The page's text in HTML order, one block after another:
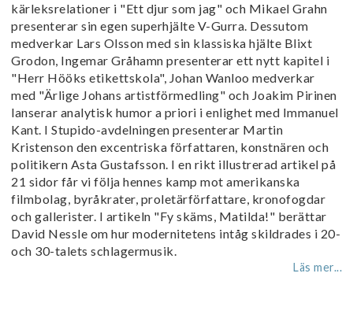
kärleksrelationer i "Ett djur som jag" och Mikael Grahn
presenterar sin egen superhjälte V-Gurra. Dessutom
medverkar Lars Olsson med sin klassiska hjälte Blixt
Grodon, Ingemar Gråhamn presenterar ett nytt kapitel i
"Herr Hööks etikettskola", Johan Wanloo medverkar
med "Ärlige Johans artistförmedling" och Joakim Pirinen
lanserar analytisk humor a priori i enlighet med Immanuel
Kant. I Stupido-avdelningen presenterar Martin
Kristenson den excentriska författaren, konstnären och
politikern Asta Gustafsson. I en rikt illustrerad artikel på
21 sidor får vi följa hennes kamp mot amerikanska
filmbolag, byråkrater, proletärförfattare, kronofogdar
och gallerister. I artikeln "Fy skäms, Matilda!" berättar
David Nessle om hur modernitetens intåg skildrades i 20-
och 30-talets schlagermusik.
Läs mer...